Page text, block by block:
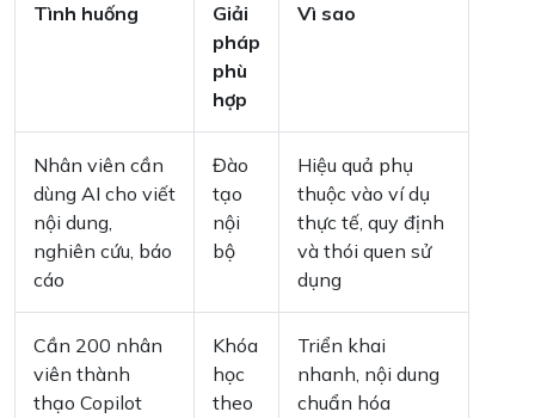
Tình huống
Giải
pháp
phù
hợp
Vì sao
Nhân viên cần
dùng AI cho viết
nội dung,
nghiên cứu, báo
cáo
Đào
tạo
nội
bộ
Hiệu quả phụ
thuộc vào ví dụ
thực tế, quy định
và thói quen sử
dụng
Cần 200 nhân
viên thành
thạo Copilot
Khóa
học
theo
Triển khai
nhanh, nội dung
chuẩn hóa